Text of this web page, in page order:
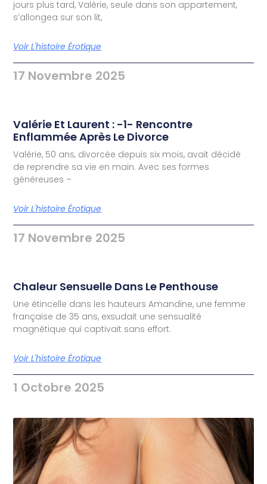
jours plus tard, Valérie, seule dans son appartement,
s’allongea sur son lit,
Voir L'histoire Érotique
17 Novembre 2025
Valérie Et Laurent : -1- Rencontre
Enflammée Après Le Divorce
Valérie, 50 ans, divorcée depuis six mois, avait décidé
de reprendre sa vie en main. Avec ses formes
généreuses –
Voir L'histoire Érotique
17 Novembre 2025
Chaleur Sensuelle Dans Le Penthouse
Une étincelle dans les hauteurs Amandine, une femme
française de 35 ans, exsudait une sensualité
magnétique qui captivait sans effort.
Voir L'histoire Érotique
1 Octobre 2025